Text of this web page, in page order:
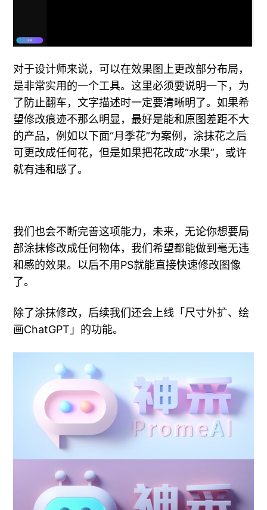
对于设计师来说，可以在效果图上更改部分布局，
是非常实用的一个工具。这里必须要说明一下，为
了防止翻车，文字描述时一定要清晰明了。如果希
望修改痕迹不那么明显，最好是能和原图差距不大
的产品，例如以下面“月季花”为案例，涂抹花之后
可更改成任何花，但是如果把花改成“水果”，或许
就有违和感了。
我们也会不断完善这项能力，未来，无论你想要局
部涂抹修改成任何物体，我们希望都能做到毫无违
和感的效果。以后不用PS就能直接快速修改图像
了。
除了涂抹修改，后续我们还会上线「尺寸外扩、绘
画ChatGPT」的功能。